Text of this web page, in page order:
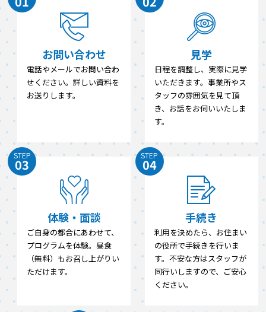
お問い合わせ
電話やメールでお問い合わ
せください。詳しい資料を
お送りします。
見学
日程を調整し、実際に見学
いただきます。事業所やス
タッフの雰囲気を見て頂
き、お話をお伺いいたしま
す。
STEP
03
体験・面談
ご自身の都合にあわせて、
プログラムを体験。昼食
（無料）もお召し上がりい
ただけます。
STEP
04
手続き
利用を決めたら、お住まい
の役所で手続きを行いま
す。不安な方はスタッフが
同行いしますので、ご安心
ください。